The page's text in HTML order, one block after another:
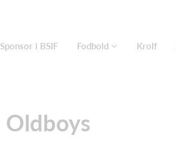
Sponsor i BSIF Fodbold Krolf
Oldboys